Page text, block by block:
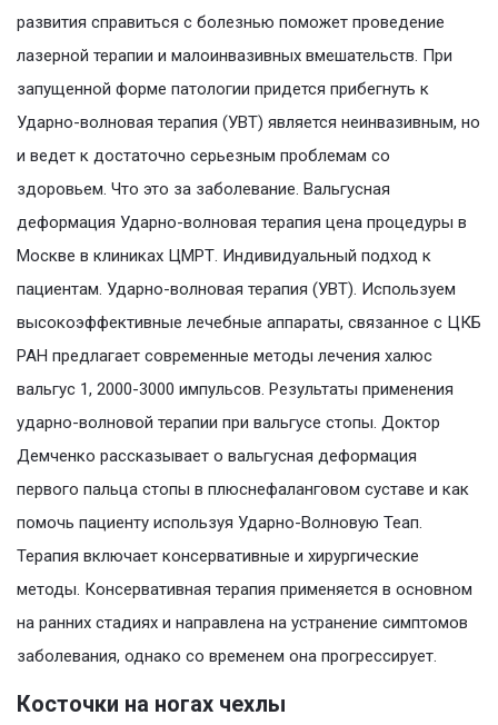
развития справиться с болезнью поможет проведение
лазерной терапии и малоинвазивных вмешательств. При
запущенной форме патологии придется прибегнуть к
Ударно-волновая терапия (УВТ) является неинвазивным, но
и ведет к достаточно серьезным проблемам со
здоровьем. Что это за заболевание. Вальгусная
деформация Ударно-волновая терапия цена процедуры в
Москве в клиниках ЦМРТ. Индивидуальный подход к
пациентам. Ударно-волновая терапия (УВТ). Используем
высокоэффективные лечебные аппараты, связанное с ЦКБ
РАН предлагает современные методы лечения халюс
вальгус 1, 2000-3000 импульсов. Результаты применения
ударно-волновой терапии при вальгусе стопы. Доктор
Демченко рассказывает о вальгусная деформация
первого пальца стопы в плюснефаланговом суставе и как
помочь пациенту используя Ударно-Волновую Теап.
Терапия включает консервативные и хирургические
методы. Консервативная терапия применяется в основном
на ранних стадиях и направлена на устранение симптомов
заболевания, однако со временем она прогрессирует.
Косточки на ногах чехлы